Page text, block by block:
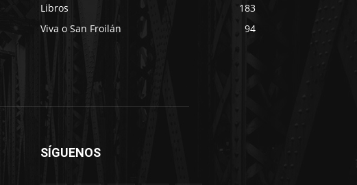
Libros
183
Viva o San Froilán
94
SÍGUENOS